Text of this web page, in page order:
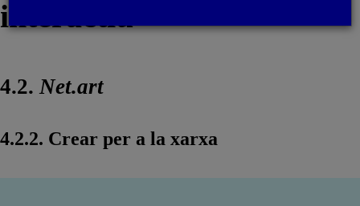
interactiu
4.2. Net.art
4.2.2. Crear per a la xarxa